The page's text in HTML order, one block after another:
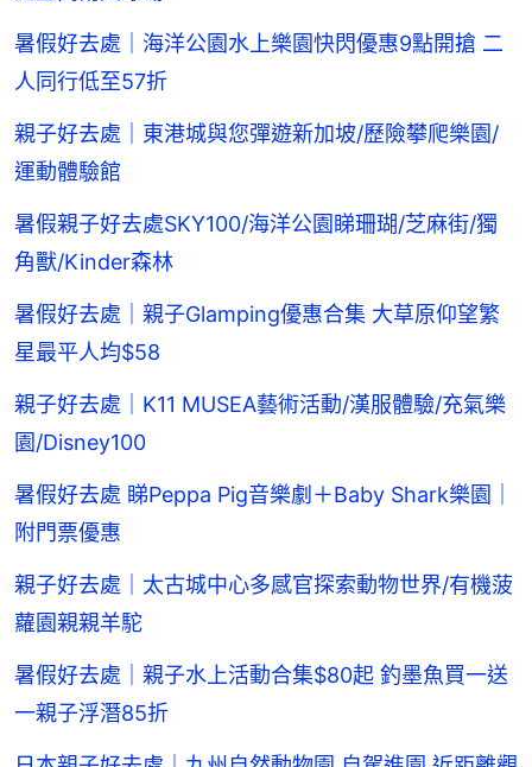
暑假好去處｜海洋公園水上樂園快閃優惠9點開搶 二
人同行低至57折
親子好去處｜東港城與您彈遊新加坡/歷險攀爬樂園/
運動體驗館
暑假親子好去處SKY100/海洋公園睇珊瑚/芝麻街/獨
角獸/Kinder森林
暑假好去處｜親子Glamping優惠合集 大草原仰望繁
星最平人均$58
親子好去處｜K11 MUSEA藝術活動/漢服體驗/充氣樂
園/Disney100
暑假好去處 睇Peppa Pig音樂劇＋Baby Shark樂園｜
附門票優惠
親子好去處｜太古城中心多感官探索動物世界/有機菠
蘿園親親羊駝
暑假好去處｜親子水上活動合集$80起 釣墨魚買一送
一親子浮潛85折